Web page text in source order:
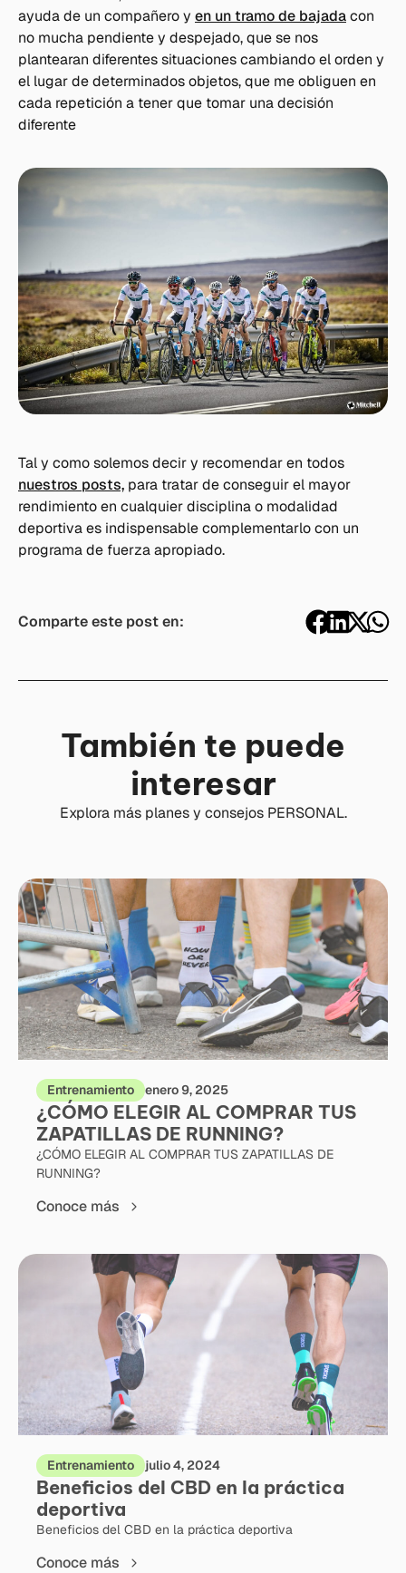
ayuda de un compañero y en un tramo de bajadacon
no mucha pendiente y despejado, que se nos
plantearan diferentes situaciones cambiando el orden y
el lugar de determinados objetos, que me obliguen en
cada repetición a tener que tomar una decisión
diferente
Tal y como solemos decir y recomendar en todos
nuestros posts, para tratar de conseguir el mayor
rendimiento en cualquier disciplina o modalidad
deportiva es indispensable complementarlo con un
programa de fuerza apropiado.
Comparte este post en:
También te puede
interesar
Explora más planes y consejos PERSONAL.
Entrenamiento enero 9, 2025
¿CÓMO ELEGIR AL COMPRAR TUS
ZAPATILLAS DE RUNNING?
¿CÓMO ELEGIR AL COMPRAR TUS ZAPATILLAS DE
RUNNING?
Conoce más
Entrenamiento julio 4, 2024
Beneficios del CBD en la práctica
deportiva
Beneficios del CBD en la práctica deportiva
Conoce más